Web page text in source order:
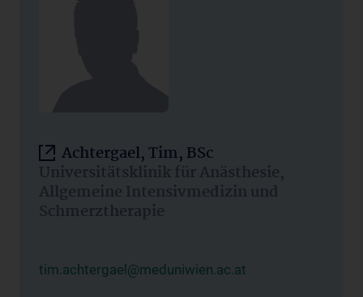
Achtergael, Tim, BSc
Universitätsklinik für Anästhesie,
Allgemeine Intensivmedizin und
Schmerztherapie
tim.achtergael@meduniwien.ac.at